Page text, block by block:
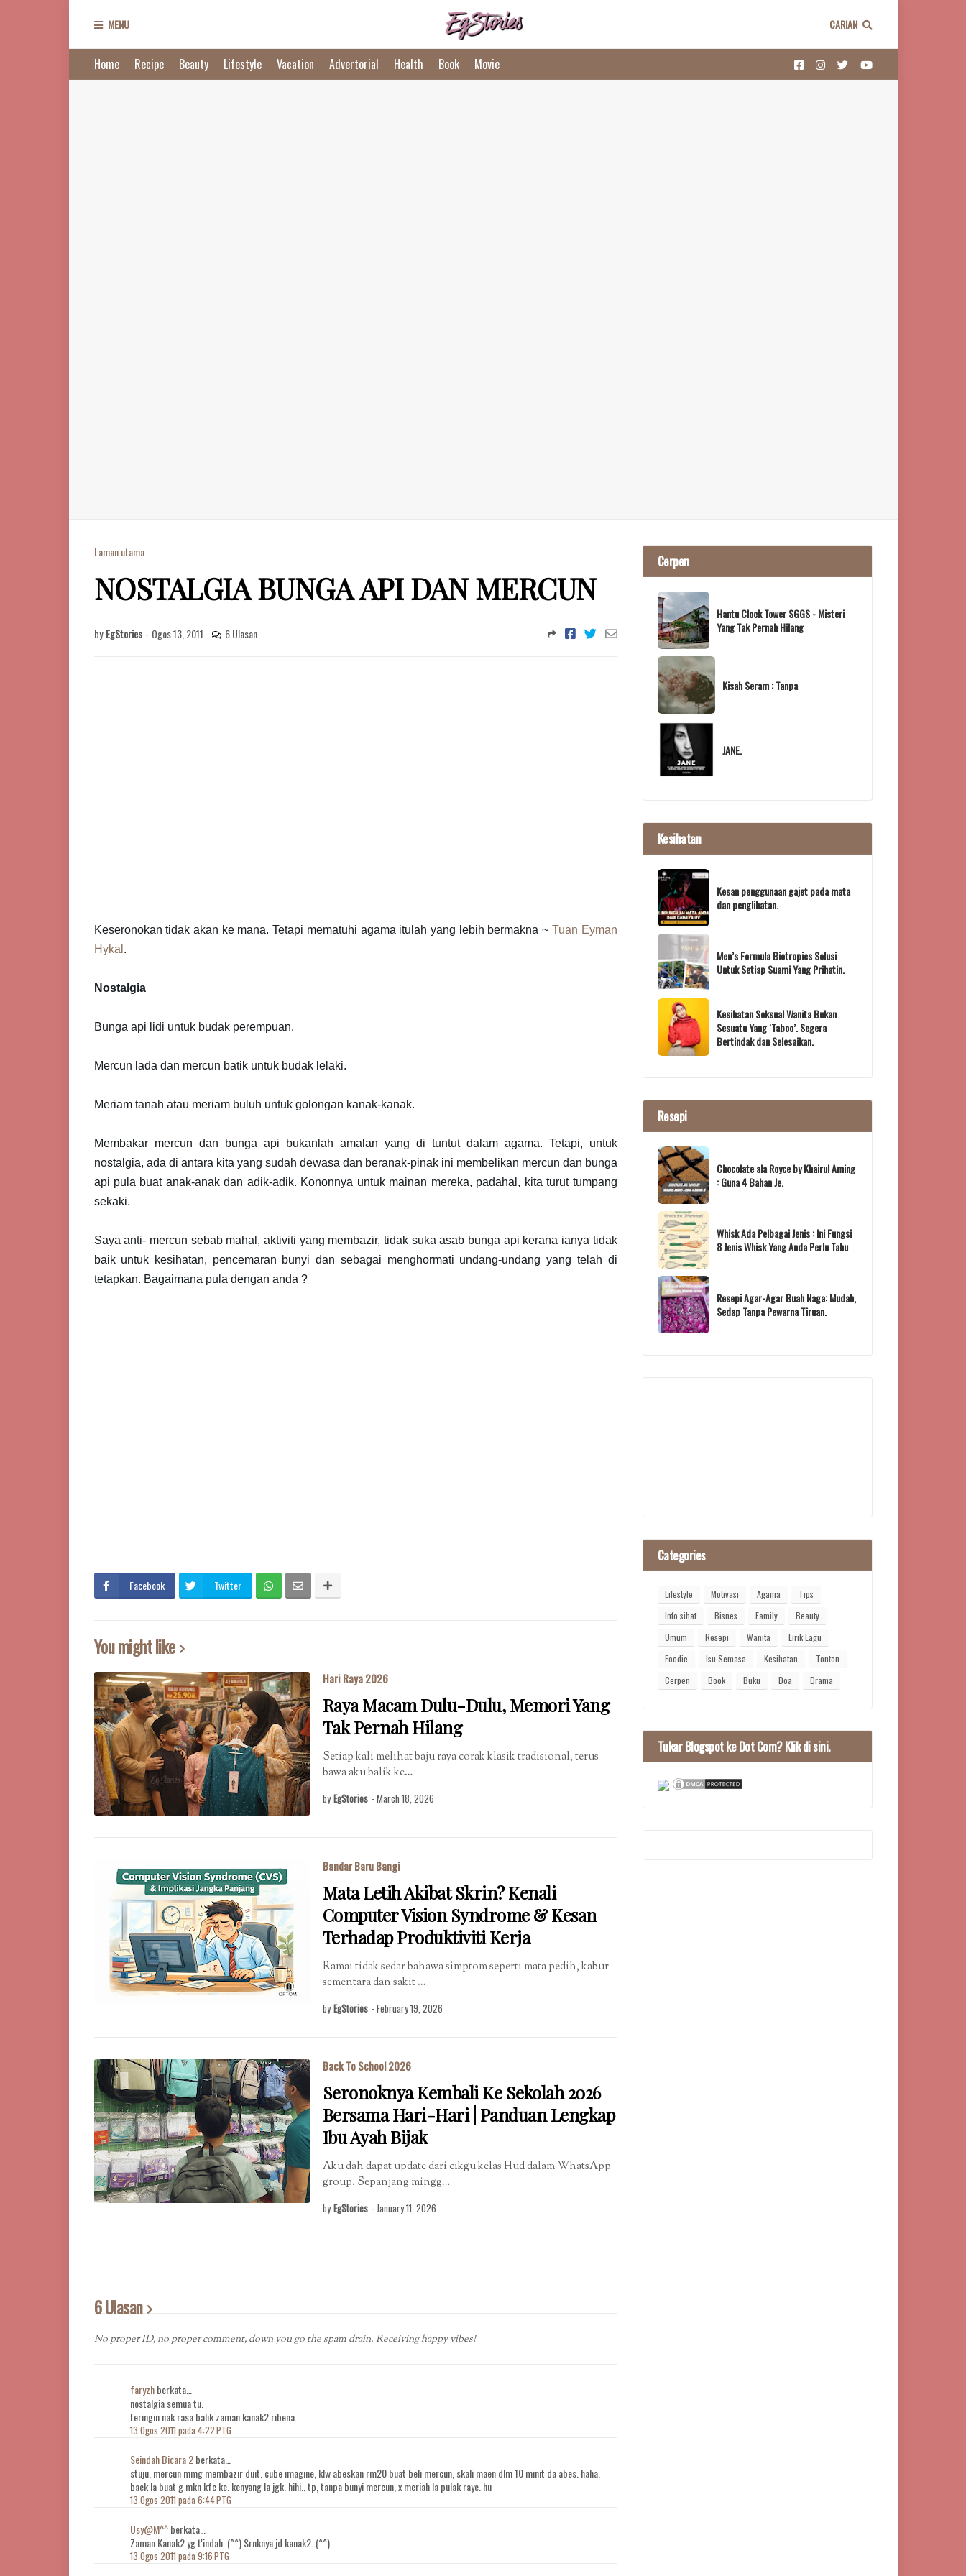
MENU CARIAN
Home Recipe Beauty Lifestyle Vacation Advertorial Health Book Movie
Laman utama
NOSTALGIA BUNGA API DAN MERCUN
by EgStories - Ogos 13, 2011 6 Ulasan
Keseronokan tidak akan ke mana. Tetapi mematuhi agama itulah yang lebih bermakna ~ Tuan Eyman
Hykal .
Nostalgia
Bunga api lidi untuk budak perempuan.
Mercun lada dan mercun batik untuk budak lelaki.
Meriam tanah atau meriam buluh untuk golongan kanak-kanak.
Membakar mercun dan bunga api bukanlah amalan yang di tuntut dalam agama. Tetapi, untuk
nostalgia, ada di antara kita yang sudah dewasa dan beranak-pinak ini membelikan mercun dan bunga
api pula buat anak-anak dan adik-adik. Kononnya untuk mainan mereka, padahal, kita turut tumpang
sekaki.
Saya anti- mercun sebab mahal, aktiviti yang membazir, tidak suka asab bunga api kerana ianya tidak
baik untuk kesihatan, pencemaran bunyi dan sebagai menghormati undang-undang yang telah di
tetapkan. Bagaimana pula dengan anda ?
Facebook Twitter
You might like
Hari Raya 2026
Raya Macam Dulu-Dulu, Memori Yang
Tak Pernah Hilang
Setiap kali melihat baju raya corak klasik tradisional, terus
bawa aku balik ke…
by EgStories - March 18, 2026
Bandar Baru Bangi
Mata Letih Akibat Skrin? Kenali
Computer Vision Syndrome & Kesan
Terhadap Produktiviti Kerja
Ramai tidak sedar bahawa simptom seperti mata pedih, kabur
sementara dan sakit …
by EgStories - February 19, 2026
Back To School 2026
Seronoknya Kembali Ke Sekolah 2026
Bersama Hari-Hari | Panduan Lengkap
Ibu Ayah Bijak
Aku dah dapat update dari cikgu kelas Hud dalam WhatsApp
group. Sepanjang mingg…
by EgStories - January 11, 2026
6 Ulasan
No proper ID, no proper comment, down you go the spam drain. Receiving happy vibes!
faryzhberkata…
nostalgia semua tu.
teringin nak rasa balik zaman kanak2 ribena..
13 Ogos 2011 pada 4:22 PTG
Seindah Bicara 2berkata…
stuju, mercun mmg membazir duit. cube imagine, klw abeskan rm20 buat beli mercun, skali maen dlm 10 minit da abes. haha,
baek la buat g mkn kfc ke. kenyang la jgk. hihi.. tp, tanpa bunyi mercun, x meriah la pulak raye. hu
13 Ogos 2011 pada 6:44 PTG
Usy@M^^berkata…
Zaman Kanak2 yg t'indah..(^^) Srnknya jd kanak2..(^^)
13 Ogos 2011 pada 9:16 PTG
Cerpen
Hantu Clock Tower SGGS - Misteri
Yang Tak Pernah Hilang
Kisah Seram : Tanpa
JANE.
Kesihatan
Kesan penggunaan gajet pada mata
dan penglihatan.
Men’s Formula Biotropics Solusi
Untuk Setiap Suami Yang Prihatin.
Kesihatan Seksual Wanita Bukan
Sesuatu Yang ‘Taboo’. Segera
Bertindak dan Selesaikan.
Resepi
Chocolate ala Royce by Khairul Aming
: Guna 4 Bahan Je.
Whisk Ada Pelbagai Jenis : Ini Fungsi
8 Jenis Whisk Yang Anda Perlu Tahu
Resepi Agar-Agar Buah Naga: Mudah,
Sedap Tanpa Pewarna Tiruan.
Categories
Lifestyle Motivasi Agama
Tips
Info sihat
Bisnes Family
Beauty
Umum
Resepi Wanita
Lirik Lagu
Foodie
Isu Semasa Kesihatan
Tonton
Cerpen
Book Buku Doa Drama
Tukar Blogspot ke Dot Com? Klik di sini.